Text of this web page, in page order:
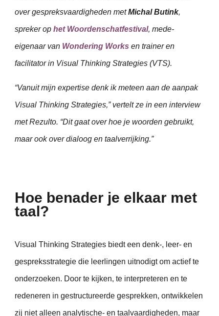
over gespreksvaardigheden metMichal Butink,
spreker op het Woordenschatfestival, mede-
eigenaar van Wondering Works en trainer en
facilitator in Visual Thinking Strategies (VTS).
“Vanuit mijn expertise denk ik meteen aan de aanpak
Visual Thinking Strategies,” vertelt ze in een interview
met Rezulto. “Dit gaat over hoe je woorden gebruikt,
maar ook over dialoog en taalverrijking.”
Hoe benader je elkaar met
taal?
Visual Thinking Strategies biedt een denk-, leer- en
gespreksstrategie die leerlingen uitnodigt om actief te
onderzoeken. Door te kijken, te interpreteren en te
redeneren in gestructureerde gesprekken, ontwikkelen
zij niet alleen analytische- en taalvaardigheden, maar